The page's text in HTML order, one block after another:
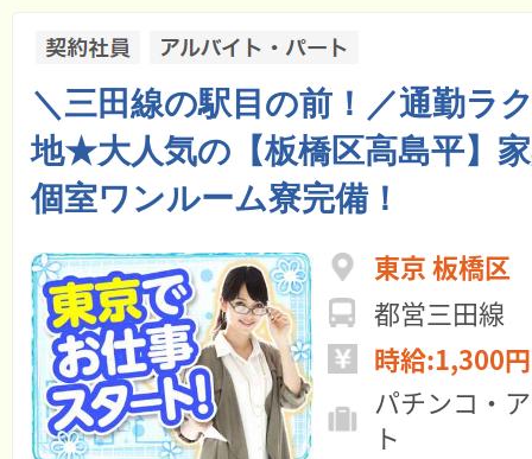
＼三田線の駅目の前！／通勤ラ
地★大人気の【板橋区高島平】
個室ワンルーム寮完備！
東京 板橋区
都営三田線
時給:1,300
パチンコ・
ト